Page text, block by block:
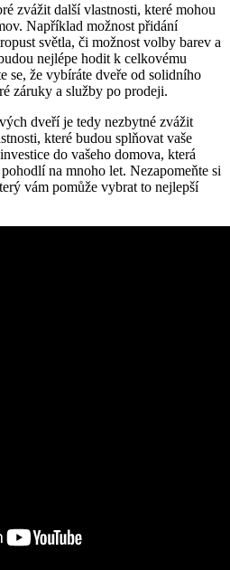
zvážit další vlastnosti, ⁤které mohou
Například možnost přidání
světla, či možnost volby barev a
nejlépe hodit k ⁣celkovému
se, že vybíráte dveře od solidního
záruky a služby po prodeji.
dveří je tedy nezbytné zvážit
které⁣ budou splňovat⁤ vaše
do vašeho ​domova, která
na ‌mnoho let. Nezapomeňte si
vám pomůže⁢ vybrat⁤ to nejlepší